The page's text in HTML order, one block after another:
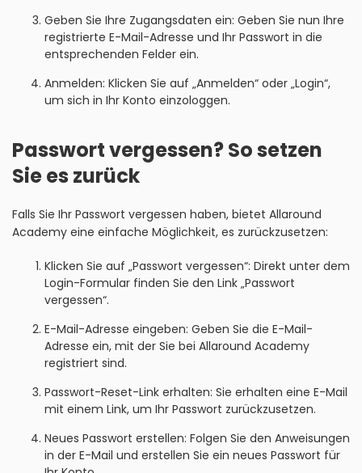
Geben Sie Ihre Zugangsdaten ein: Geben Sie nun Ihre
registrierte E-Mail-Adresse und Ihr Passwort in die
entsprechenden Felder ein.
Anmelden: Klicken Sie auf „Anmelden“ oder „Login“,
um sich in Ihr Konto einzologgen.
Passwort vergessen? So setzen
Sie es zurück
Falls Sie Ihr Passwort vergessen haben, bietet Allaround
Academy eine einfache Möglichkeit, es zurückzusetzen:
Klicken Sie auf „Passwort vergessen“: Direkt unter dem
Login-Formular finden Sie den Link „Passwort
vergessen“.
E-Mail-Adresse eingeben: Geben Sie die E-Mail-
Adresse ein, mit der Sie bei Allaround Academy
registriert sind.
Passwort-Reset-Link erhalten: Sie erhalten eine E-Mail
mit einem Link, um Ihr Passwort zurückzusetzen.
Neues Passwort erstellen: Folgen Sie den Anweisungen
in der E-Mail und erstellen Sie ein neues Passwort für